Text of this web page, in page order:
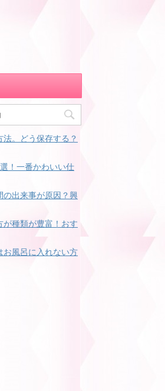
。どう保存する？
！一番かわいい仕
の出来事が原因？興
が種類が豊富！おす
お風呂に入れない方